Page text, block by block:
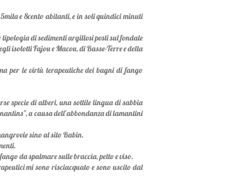
e 8cento abitanti, e in soli quindici minuti
di sedimenti argillosi posti sul fondale
isolotti Fajou e Macou, di Basse-Terre e della
per le virtù terapeutiche dei bagni di fango
specie di alberi, una sottile lingua di sabbia
a causa dell’abbondanza di lamantini
sino al sito Babin.
da spalmare sulle braccia, petto e viso.
mi sono risciacquato e sono uscito dal